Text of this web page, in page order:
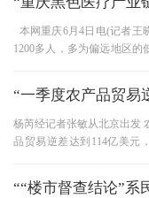
本网重庆6月4日电(记者王
1200多人，多为偏远地区的
“一季度农产品贸易
杨芮经记者张敏从北京出发
品贸易逆差达到114亿美元
““楼市督查结论”系